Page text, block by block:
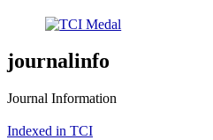
journalinfo
Journal Information
Indexed in TCI